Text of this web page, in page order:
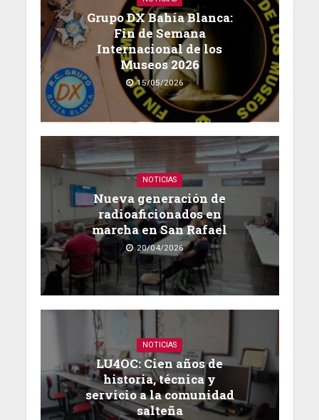
Grupo DX Bahía Blanca:
Fin de Semana
Internacional de los
Museos 2026
15/05/2026
NOTICIAS
Nueva generación de
radioaficionados en
marcha en San Rafael
20/04/2026
NOTICIAS
LU4OC: Cien años de
historia, técnica y
servicio a la comunidad
salteña